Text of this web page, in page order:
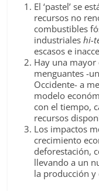
El ‘pastel’ se
recursos no
combustibles
industrialeshi-
escasos e
Hay una
menguantes -
Occidente- a
modelo
con el tiempo,
recursos
Los impactos
crecimiento
deforestación,
llevando a un
la producción y